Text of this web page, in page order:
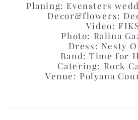
Planing: Evensters
Decor&flowers:
Video:
Photo: Ralina
Dress: Nesty
Band:Time for
Catering: Rock
Venue: Polyana